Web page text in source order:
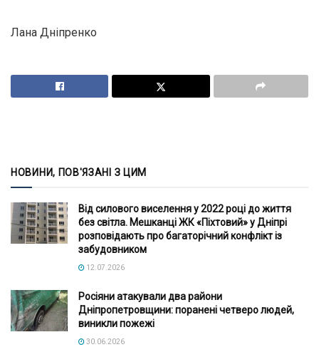
Лана Дніпренко
НОВИНИ, ПОВ'ЯЗАНІ З ЦИМ
Від силового виселення у 2022 році до життя
без світла. Мешканці ЖК «Піхтовий» у Дніпрі
розповідають про багаторічний конфлікт із
забудовником
12.07.2026
Росіяни атакували два райони
Дніпропетровщини: поранені четверо людей,
виникли пожежі
30.06.2026